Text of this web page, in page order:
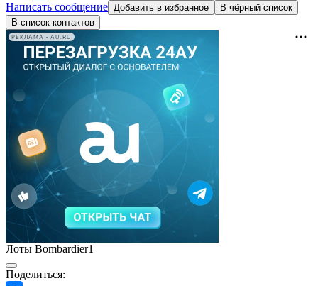
Написать сообщение Добавить в избранное
В чёрный список
В список контактов
РЕКЛАМА • AU.RU
Лоты Bombardier1
Поделиться: